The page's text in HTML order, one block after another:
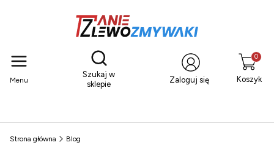
Menu
Otwórz wyszukiwarkę
Szukaj w
sklepie
Zaloguj się Koszyk
Strona główna Blog